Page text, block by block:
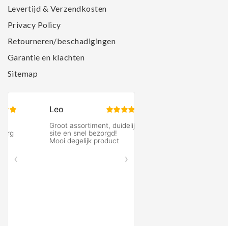
Levertijd & Verzendkosten
Privacy Policy
Retourneren/beschadigingen
Garantie en klachten
Sitemap